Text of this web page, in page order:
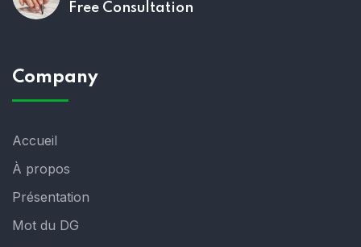
Free Consultation
Company
Accueil
À propos
Présentation
Mot du DG